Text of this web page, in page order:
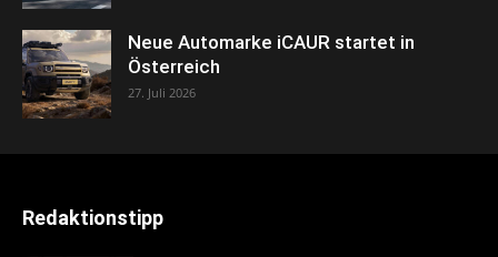
Neue Automarke iCAUR startet in
Österreich
27. Juli 2026
Redaktionstipp